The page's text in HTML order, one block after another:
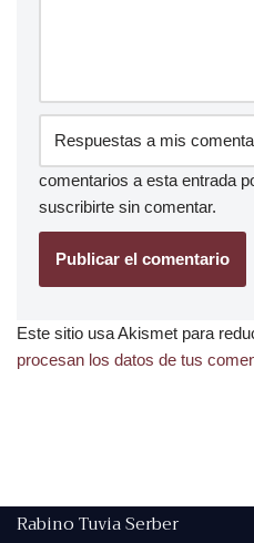
comentarios a esta entrada
suscribirte sin comentar.
Este sitio usa Akismet para
procesan los datos de tus
Rabino Tuvia Serber